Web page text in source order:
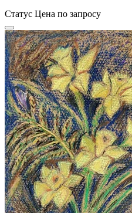
Статус Цена по запросу